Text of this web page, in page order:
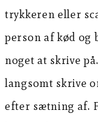
trykkeren eller
person af kød og
noget at skrive
langsomt skrive
efter sætning af.